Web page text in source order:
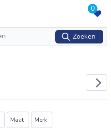
0
Zoeken
Maat Merk